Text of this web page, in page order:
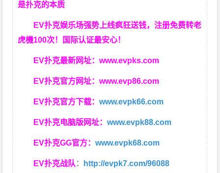
是扑克的本质
EV扑克娱乐场强势上线疯狂送钱，注册免费转老
虎機100次！国际认证最安心！
EV扑克最新网址：www.evpks.com
EV扑克官方网址：www.evp86.com
EV扑克官方下载：www.evpk66.com
EV扑克电脑版网址：www.evpk88.com
EV扑克GG官方：www.evpk68.com
EV扑克战队 ： http://evpk7.com/96088